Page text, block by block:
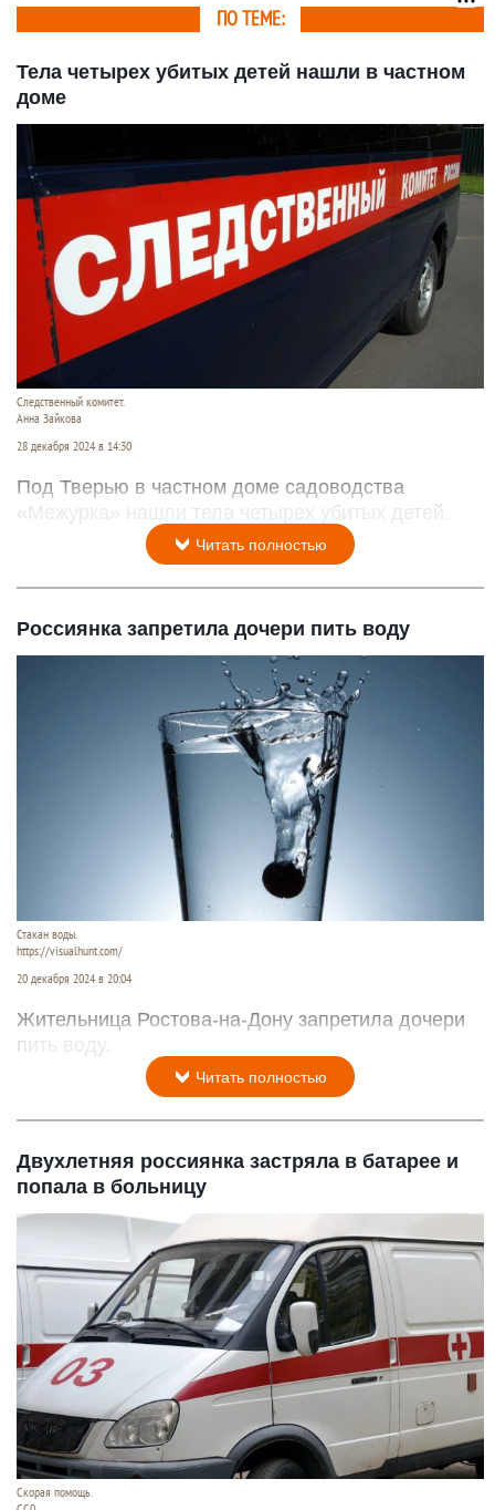
ПО ТЕМЕ:
Тела четырех убитых детей нашли в частном
доме
Следственный комитет.
Анна Зайкова
28 декабря 2024 в 14:30
Под Тверью в частном доме садоводства
«Межурка» нашли тела четырех убитых детей.
Читать полностью
Россиянка запретила дочери пить воду
Стакан воды.
https://visualhunt.com/
20 декабря 2024 в 20:04
Жительница Ростова-на-Дону запретила дочери
пить воду.
Читать полностью
Двухлетняя россиянка застряла в батарее и
попала в больницу
Скорая помощь.